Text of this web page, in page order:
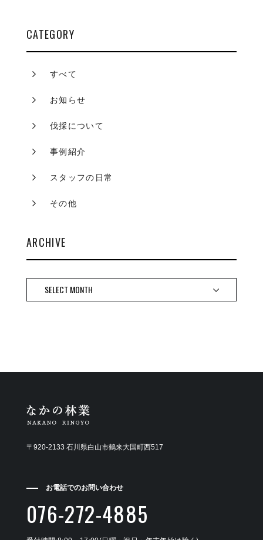
CATEGORY
すべて
お知らせ
伐採について
事例紹介
スタッフの日常
その他
ARCHIVE
〒920-2133 石川県白山市鶴来大国町西517
お電話でのお問い合わせ
076-272-4885